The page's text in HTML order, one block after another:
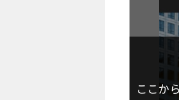
ここか